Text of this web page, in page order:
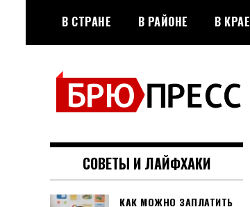
содержимому
В СТРАНЕ В РАЙОНЕ В КРАЕ
БРЮПРЕСС
Официальный сайт газеты
"Брюховецкие новости"
СОВЕТЫ И ЛАЙФХАКИ
КАК МОЖНО ЗАПЛАТИТЬ